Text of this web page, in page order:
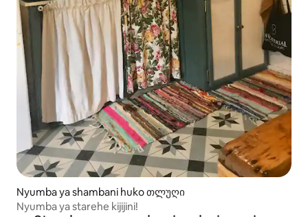
Nyumba ya shambani huko თლუღი
Nyumba ya starehe kijijini!